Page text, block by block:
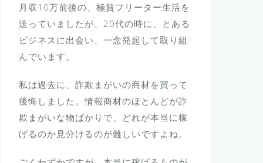
月収10万前後の、極貧フリーター生活を
送っていましたが、20代の時に、とある
ビジネスに出会い、一念発起して取り組
んでいます。
私は過去に、詐欺まがいの商材を買って
後悔しました。情報商材のほとんどが詐
欺まがいな物ばかりで、どれが本当に稼
げるのか見分けるのが難しいですよね。